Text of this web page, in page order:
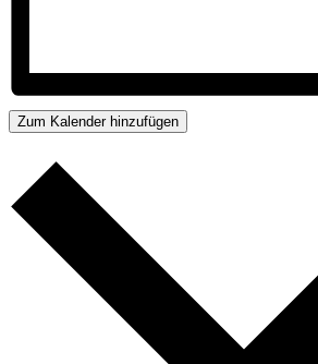
Zum Kalender hinzufügen